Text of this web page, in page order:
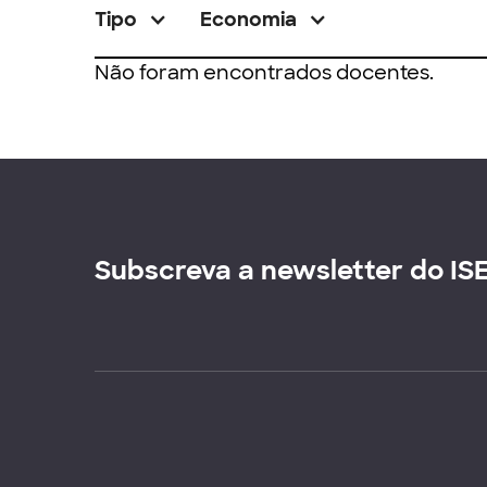
Tipo Economia
Não foram encontrados docentes.
Subscreva a newsletter do